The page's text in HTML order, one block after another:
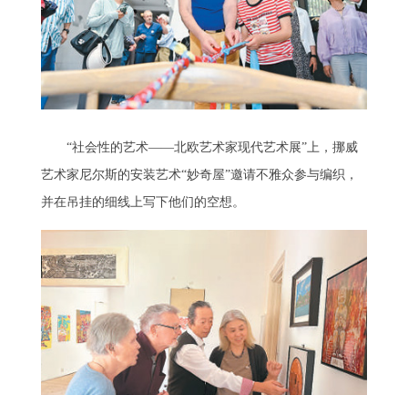
“社会性的艺术——北欧艺术家现代艺术展”上，挪威
艺术家尼尔斯的安装艺术“妙奇屋”邀请不雅众参与编织，
并在吊挂的细线上写下他们的空想。